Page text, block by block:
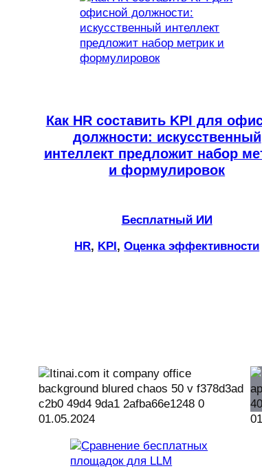
Как HR составить KPI для
должности: искусственный
интеллект предложит набор
и формулировок
Бесплатный ИИ
HR, KPI, Оценка эффективности
01.05.2024